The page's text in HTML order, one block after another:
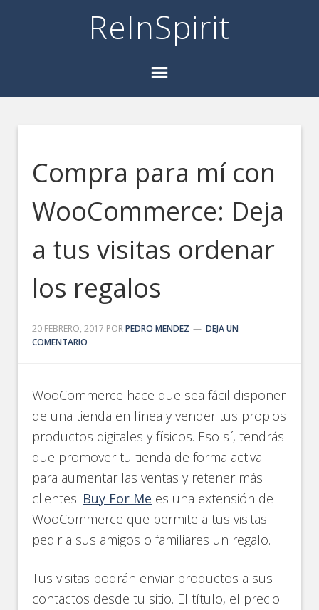
ReInSpirit
Compra para mí con
WooCommerce: Deja
a tus visitas ordenar
los regalos
20 FEBRERO, 2017 PORPEDRO MENDEZ
DEJA UN
COMENTARIO
WooCommerce hace que sea fácil disponer
de una tienda en línea y vender tus propios
productos digitales y físicos. Eso sí, tendrás
que promover tu tienda de forma activa
para aumentar las ventas y retener más
clientes. Buy For Me es una extensión de
WooCommerce que permite a tus visitas
pedir a sus amigos o familiares un regalo.
Tus visitas podrán enviar productos a sus
contactos desde tu sitio. El título, el precio